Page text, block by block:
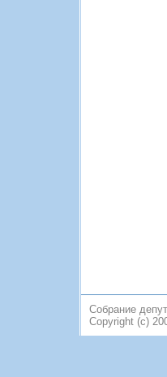
Собрание
Copyright (c)